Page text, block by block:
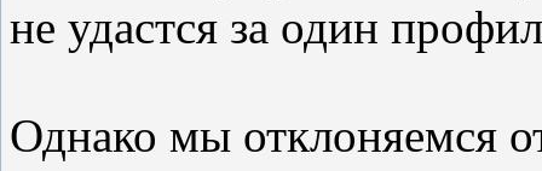
не удастся за один
Однако мы отклоняемся